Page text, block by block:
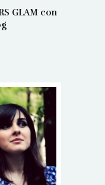
GLAM con